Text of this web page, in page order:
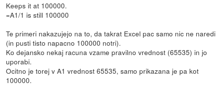
Keeps it at 100000.
=A1/1 is still 100000
Te primeri nakazujejo na to, da takrat Excel pac samo nic ne naredi
(in pusti tisto napacno 100000 notri).
Ko dejansko nekaj racuna vzame pravilno vrednost (65535) in jo
uporabi.
Ocitno je torej v A1 vrednost 65535, samo prikazana je pa kot
100000.